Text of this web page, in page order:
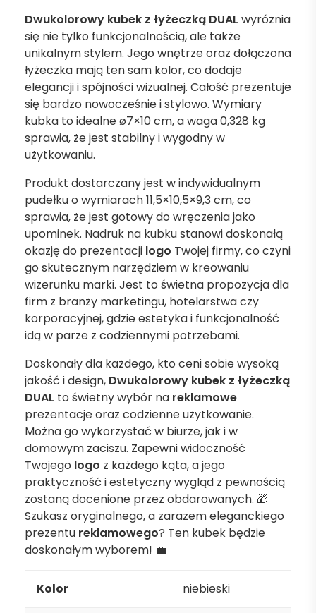
Dwukolorowy kubek z łyżeczką DUAL wyróżnia
się nie tylko funkcjonalnością, ale także
unikalnym stylem. Jego wnętrze oraz dołączona
łyżeczka mają ten sam kolor, co dodaje
elegancji i spójności wizualnej. Całość prezentuje
się bardzo nowocześnie i stylowo. Wymiary
kubka to idealne ø7×10 cm, a waga 0,328 kg
sprawia, że jest stabilny i wygodny w
użytkowaniu.
Produkt dostarczany jest w indywidualnym
pudełku o wymiarach 11,5×10,5×9,3 cm, co
sprawia, że jest gotowy do wręczenia jako
upominek. Nadruk na kubku stanowi doskonałą
okazję do prezentacji logo Twojej firmy, co czyni
go skutecznym narzędziem w kreowaniu
wizerunku marki. Jest to świetna propozycja dla
firm z branży marketingu, hotelarstwa czy
korporacyjnej, gdzie estetyka i funkcjonalność
idą w parze z codziennymi potrzebami.
Doskonały dla każdego, kto ceni sobie wysoką
jakość i design, Dwukolorowy kubek z łyżeczką
DUAL to świetny wybór na reklamowe
prezentacje oraz codzienne użytkowanie.
Można go wykorzystać w biurze, jak i w
domowym zaciszu. Zapewni widoczność
Twojego logo z każdego kąta, a jego
praktyczność i estetyczny wygląd z pewnością
zostaną docenione przez obdarowanych. 🎁
Szukasz oryginalnego, a zarazem eleganckiego
prezentu reklamowego? Ten kubek będzie
doskonałym wyborem! 💼
Kolor niebieski